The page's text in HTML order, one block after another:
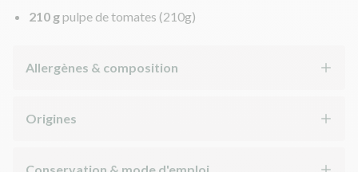
210 gpulpe de tomates (210g)
Allergènes & composition
Origines